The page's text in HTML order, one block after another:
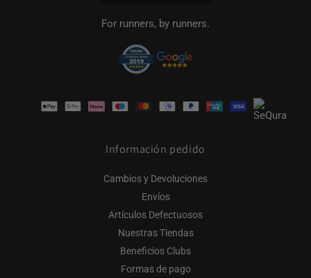
For runners, by runners.
Información pedido
Cambios y Devoluciones
Envíos
Artículos Defectuosos
Nuestras Tiendas
Beneficios Clubs
Formas de pago